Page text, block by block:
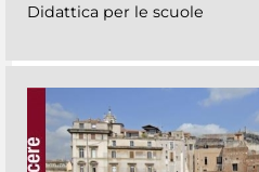
Didattica per le scuole